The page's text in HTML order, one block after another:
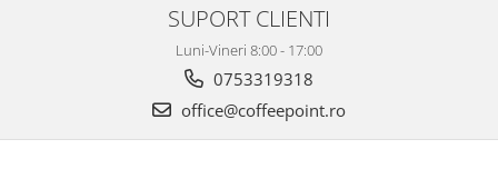
SUPORT CLIENTI
Luni-Vineri 8:00 - 17:00
0753319318
office@coffeepoint.ro